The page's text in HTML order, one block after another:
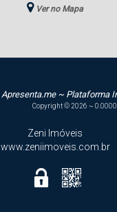
Ver no Mapa
Apresenta.me ~ Plataforma
Copyright © 2026 ~
Zeni Imóveis
www.zeniimoveis.com.br